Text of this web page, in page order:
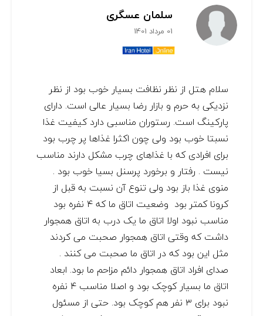
سلمان عسگری
01 مرداد 1401
سلام هتل از نظر نظافت بسیار خوب بود از نظر
نزدیکی به حرم و بازار رضا بسیار عالی است. دارای
پارکینگ است. رستوران مناسبی دارد کیفیت غذا
نسبتا خوب بود ولی چون اکثرا غذاها پر چرب بود
برای افرادی که با غذاهای چرب مشکل دارند مناسب
نیست . رفتار و برخورد پرسنل بسیا خوب بود .
منوی غذا باز بود ولی تنوع آن نسبت به قبل از
کرونا کمتر بود ‌ وضعیت اتاق ما که ۴ نفره بود
مناسب نبود اولا اتاق ما یک درب به اتاق همجوار
داشت که وقتی اتاق همجوار صحبت می کردند
مثل این بود که در اتاق ما صحبت می کنند .
صدای افراد اتاق همجوار دائم مزاحم ما بود. ابعاد
اتاق ما بسیار کوچک بود و اصلا مناسب ۴ نفره
نبود برای ۳ نفر هم کوچک بود. حتی از مسئول